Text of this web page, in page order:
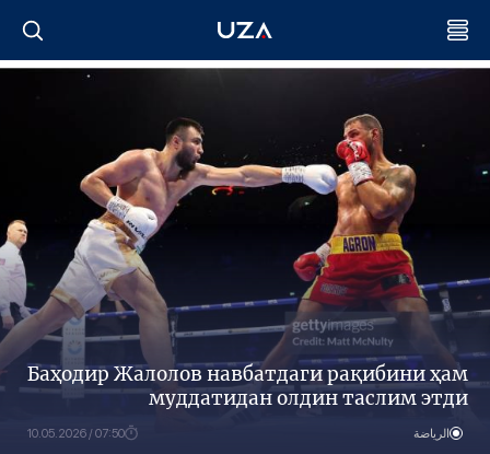
Баҳодир Жалолов навбатдаги рақибини ҳам
муддатидан олдин таслим этди
الرياضة 07:50 / 10.05.2026